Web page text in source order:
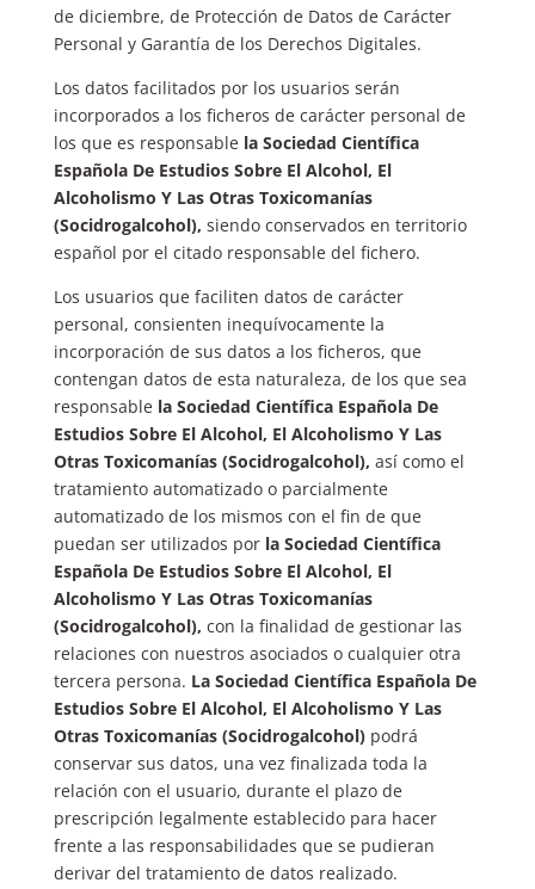
de diciembre, de Protección de Datos de Carácter
Personal y Garantía de los Derechos Digitales.
Los datos facilitados por los usuarios serán
incorporados a los ficheros de carácter personal de
los que es responsable la Sociedad Científica
Española De Estudios Sobre El Alcohol, El
Alcoholismo Y Las Otras Toxicomanías
(Socidrogalcohol), siendo conservados en territorio
español por el citado responsable del fichero.
Los usuarios que faciliten datos de carácter
personal, consienten inequívocamente la
incorporación de sus datos a los ficheros, que
contengan datos de esta naturaleza, de los que sea
responsable la Sociedad Científica Española De
Estudios Sobre El Alcohol, El Alcoholismo Y Las
Otras Toxicomanías (Socidrogalcohol), así como el
tratamiento automatizado o parcialmente
automatizado de los mismos con el fin de que
puedan ser utilizados por la Sociedad Científica
Española De Estudios Sobre El Alcohol, El
Alcoholismo Y Las Otras Toxicomanías
(Socidrogalcohol), con la finalidad de gestionar las
relaciones con nuestros asociados o cualquier otra
tercera persona. La Sociedad Científica Española De
Estudios Sobre El Alcohol, El Alcoholismo Y Las
Otras Toxicomanías (Socidrogalcohol) podrá
conservar sus datos, una vez finalizada toda la
relación con el usuario, durante el plazo de
prescripción legalmente establecido para hacer
frente a las responsabilidades que se pudieran
derivar del tratamiento de datos realizado.